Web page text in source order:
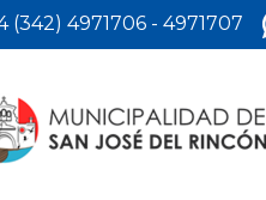
(342) 4971706 - 4971707